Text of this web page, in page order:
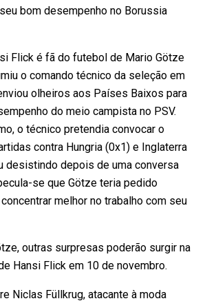
bom desempenho no Borussia
Flick é fã do futebol de Mario Götze
o comando técnico da seleção em
olheiros aos Países Baixos para
do meio campista no PSV.
o técnico pretendia convocar o
contra Hungria (0x1) e Inglaterra
desistindo depois de uma conversa
se que Götze teria pedido
melhor no trabalho com seu
outras surpresas poderão surgir na
Hansi Flick em 10 de novembro.
Niclas Füllkrug, atacante à moda